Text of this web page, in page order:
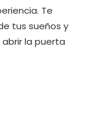
Te
tus sueños y
la puerta